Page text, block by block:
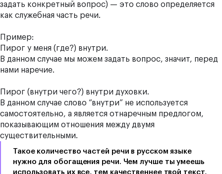
задать конкретный вопрос) — это слово определяется
как служебная часть речи.
Пример:
Пирог у меня (где?) внутри.
В данном случае мы можем задать вопрос, значит, перед
нами наречие.
Пирог (внутри чего?) внутри духовки.
В данном случае слово “внутри” не используется
самостоятельно, а является отнаречным предлогом,
показывающим отношения между двумя
существительными.
Такое количество частей речи в русском языке
нужно для обогащения речи. Чем лучше ты умеешь
использовать их все, тем качественнее твой текст,